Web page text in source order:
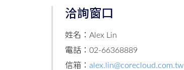
洽詢窗口
姓名：Alex Lin
電話：02-66368889
信箱： alex.lin@corecloud.com.tw